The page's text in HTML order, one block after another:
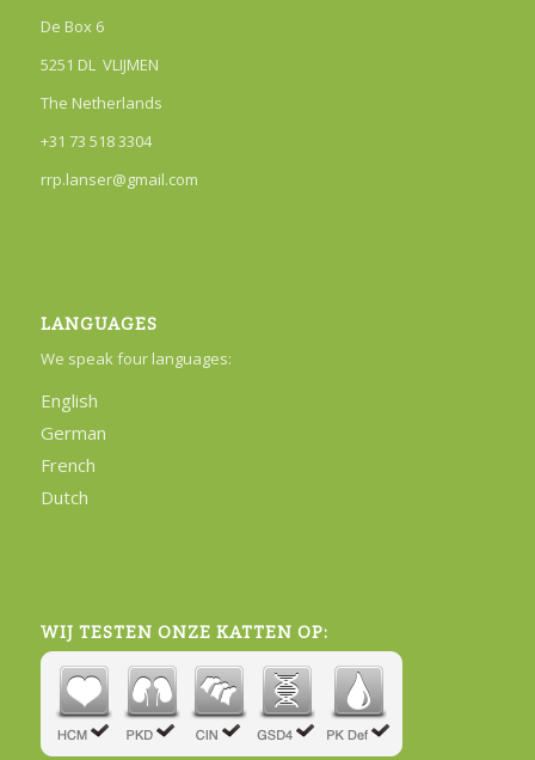
De Box 6
5251 DL VLIJMEN
The Netherlands
+31 73 518 3304
rrp.lanser@gmail.com
LANGUAGES
We speak four languages:
English
German
French
Dutch
WIJ TESTEN ONZE KATTEN OP: